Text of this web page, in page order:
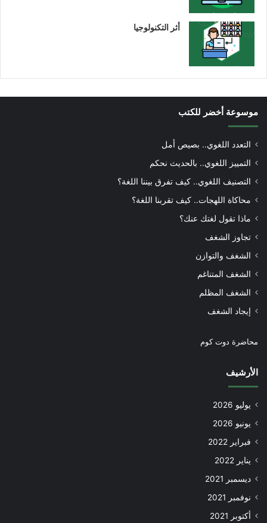
أثر التكنولوجيا
موسوعة أخضر للكتب
التعدد اللغوي.. بصيص أمل
التمييز اللغوي.. بالحديث نحكم
التصنيف اللغوي.. كيف تفرق بيننا اللغة؟
محاكاة اللهجات.. كيف تقربنا اللغة؟
ماذا تقول لغتك عنك؟
تجاوز الشغف
الشغف والتوازن
الشغف المتناغم
الشغف المظلم
إيجاد الشغف
محاضرة دوت كوم
الأرشيف
يوليو 2026
يونيو 2026
فبراير 2022
يناير 2022
ديسمبر 2021
نوفمبر 2021
أكتوبر 2021